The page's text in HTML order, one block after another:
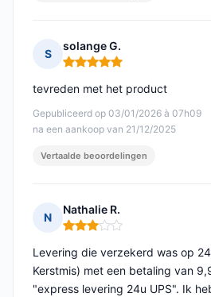
S
solange G.
Opmerking: 5 van 5
Gepubliceerd op 03/01/2026 à 07h09
na een aankoop van 21/12/2025
tevreden met het product
Vertaalde beoordelingen
N
Nathalie R.
Opmerking: 3 van 5
Levering die verzekerd was op
Kerstmis) met een betaling van
"express levering 24u UPS". Ik